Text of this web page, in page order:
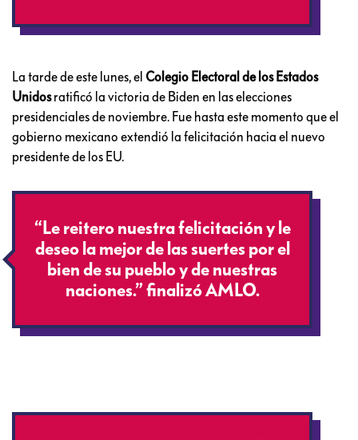
La tarde de este lunes, el Colegio Electoral de los Estados
Unidosratificó la victoria de Biden en las elecciones
presidenciales de noviembre. Fue hasta este momento que el
gobierno mexicano extendió la felicitación hacia el nuevo
presidente de los EU.
“Le reitero nuestra felicitación y le
deseo la mejor de las suertes por el
bien de su pueblo y de nuestras
naciones.” finalizó AMLO.